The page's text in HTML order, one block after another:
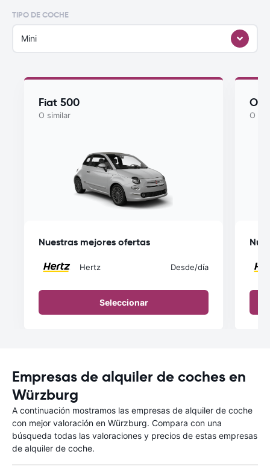
TIPO DE COCHE
Mini
Fiat 500
O similar
Nuestras mejores ofertas
Hertz Desde/día
Seleccionar
O
Empresas de alquiler de coches en
Würzburg
A continuación mostramos las empresas de alquiler de coche
con mejor valoración en Würzburg. Compara con una
búsqueda todas las valoraciones y precios de estas empresas
de alquiler de coche.